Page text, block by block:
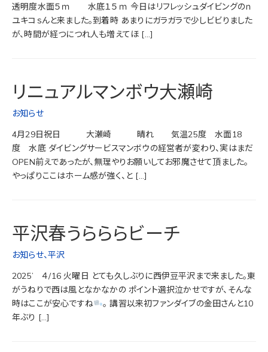
透明度水面５ｍ 水底１５ｍ 今日はリフレッシュダイビングのｎ
ユキコｓんと来ました。到着時 あまりにガラガラで少しビビりました
が、時間が経つにつれ人も増えてほ […]
リニュアルマンボウ大瀬崎
お知らせ
4月29日祝日 大瀬崎 晴れ 気温25度 水面18
度 水底 ダイビングサービスマンボウの経営者が変わり、実はまだ
OPEN前えであったが、無理やりお願いしてお邪魔させて頂ました。
やっぱりここはホーム感が強く、と […]
平沢春うらららビーチ
お知らせ、平沢
2025’ ４/16 火曜日 とても久しぶりに西伊豆平沢まで来ました。東
がうねりで西は風となかなかの ポイント選択泣かせですが、そんな
時はここが安心ですね
。 講習以来初ファンダイブの金田さんと10
年ぶり […]